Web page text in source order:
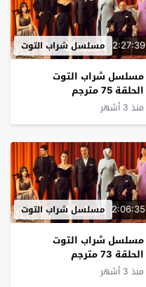
2:27:39 مسلسل شراب التوت
مسلسل شراب التوت
الحلقة 75 مترجم
منذ 3 أشهر
2:06:35 مسلسل شراب التوت
مسلسل شراب التوت
الحلقة 73 مترجم
منذ 3 أشهر